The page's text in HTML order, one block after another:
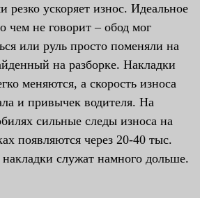
резко ускоряет износ. Идеальное
чем не говорит – обод мог
или руль просто поменяли на
на разборке. Накладки
меняются, а скорость износа
и привычек водителя. На
сильные следы износа на
появляются через 20-40 тыс.
служат намного дольше.